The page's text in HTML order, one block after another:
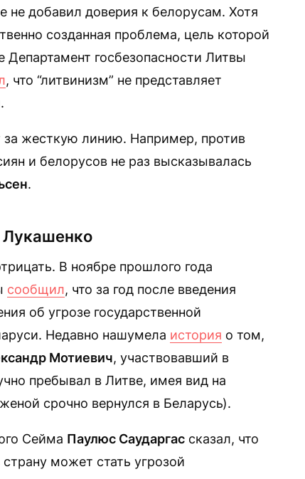
не добавил доверия к белорусам. Хотя
созданная проблема, цель которой
госбезопасности Литвы
, что “литвинизм” не представляет
за жесткую линию. Например, против
и белорусов не раз высказывалась
.
Лукашенко
В ноябре прошлого года
сообщил, что за год после введения
об угрозе государственной
Недавно нашумела история о том,
Мотиевич, участвовавший в
пребывал в Литве, имея вид на
срочно вернулся в Беларусь).
Сейма Паулюс Саударгас сказал, что
может стать угрозой